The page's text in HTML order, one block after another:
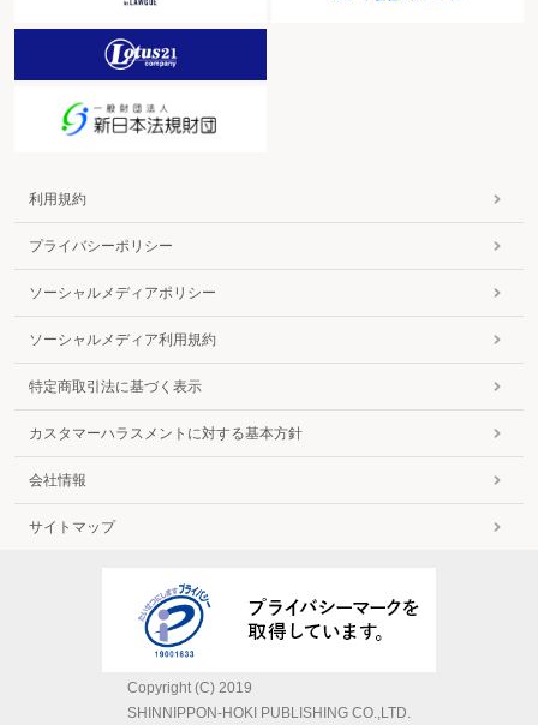
利用規約
プライバシーポリシー
ソーシャルメディアポリシー
ソーシャルメディア利用規約
特定商取引法に基づく表示
カスタマーハラスメントに対する基本方針
会社情報
サイトマップ
Copyright (C) 2019
SHINNIPPON-HOKI PUBLISHING CO.,LTD.